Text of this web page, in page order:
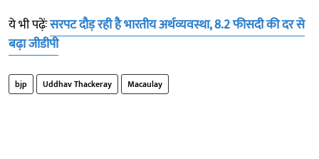
ये भी पढ़ेंःसरपट दौड़ रही है भारतीय अर्थव्यवस्था, 8.2 फीसदी की दर से
बढ़ा जीडीपी
bjp Uddhav Thackeray Macaulay